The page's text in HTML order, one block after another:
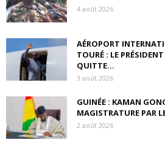
4 août 2026
AÉROPORT
TOURÉ : LE
QUITTE...
3 août 2026
GUINÉE : KAMAN
MAGISTRATURE PAR
2 août 2026